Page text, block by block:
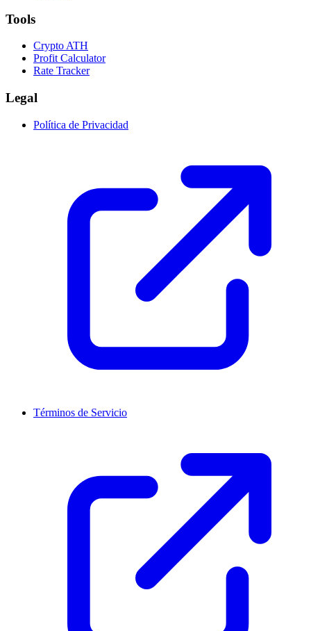
Tools
Crypto ATH
Profit Calculator
Rate Tracker
Legal
Política de Privacidad
Términos de Servicio